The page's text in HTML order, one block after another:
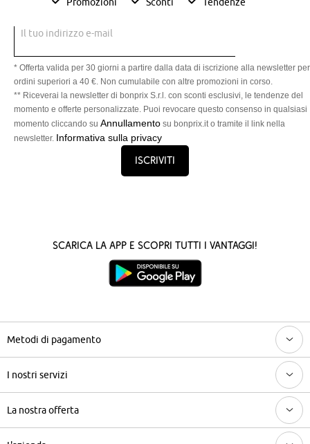
Il tuo indirizzo e-mail
* Offerta valida per 30 giorni a partire dalla data di iscrizione alla newsletter per
ordini superiori a 40 €. Non cumulabile con altre promozioni in corso.
** Riceverai la newsletter di bonprix S.r.l. con sconti esclusivi, le tendenze del
momento e offerte personalizzate. Puoi revocare questo consenso in qualsiasi
momento cliccando su Annullamento su bonprix.it o tramite il link nella
newsletter. Informativa sulla privacy
Iscriviti
Scarica la App e scopri tutti i vantaggi!
Metodi di pagamento
I nostri servizi
La nostra offerta